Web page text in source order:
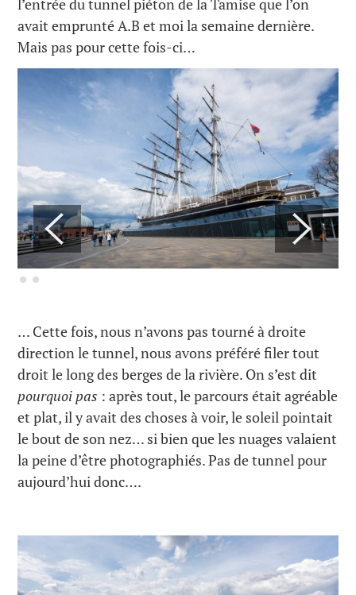
l’entrée du tunnel piéton de la Tamise que l’on
avait emprunté A.B et moi la semaine dernière.
Mais pas pour cette fois-ci…
… Cette fois, nous n’avons pas tourné à droite
direction le tunnel, nous avons préféré filer tout
droit le long des berges de la rivière. On s’est dit
pourquoi pas : après tout, le parcours était agréable
et plat, il y avait des choses à voir, le soleil pointait
le bout de son nez… si bien que les nuages valaient
la peine d’être photographiés. Pas de tunnel pour
aujourd’hui donc….